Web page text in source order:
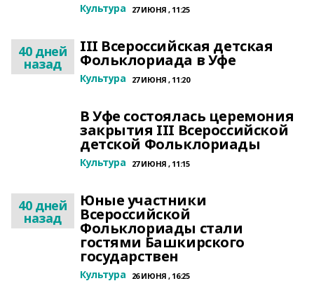
Культура 27 ИЮНЯ , 11:25
40 дней
назад
III Всероссийская детская
Фольклориада в Уфе
Культура 27 ИЮНЯ , 11:20
В Уфе состоялась церемония
закрытия III Всероссийской
детской Фольклориады
Культура 27 ИЮНЯ , 11:15
40 дней
назад
Юные участники
Всероссийской
Фольклориады стали
гостями Башкирского
государствен
Культура 26 ИЮНЯ , 16:25